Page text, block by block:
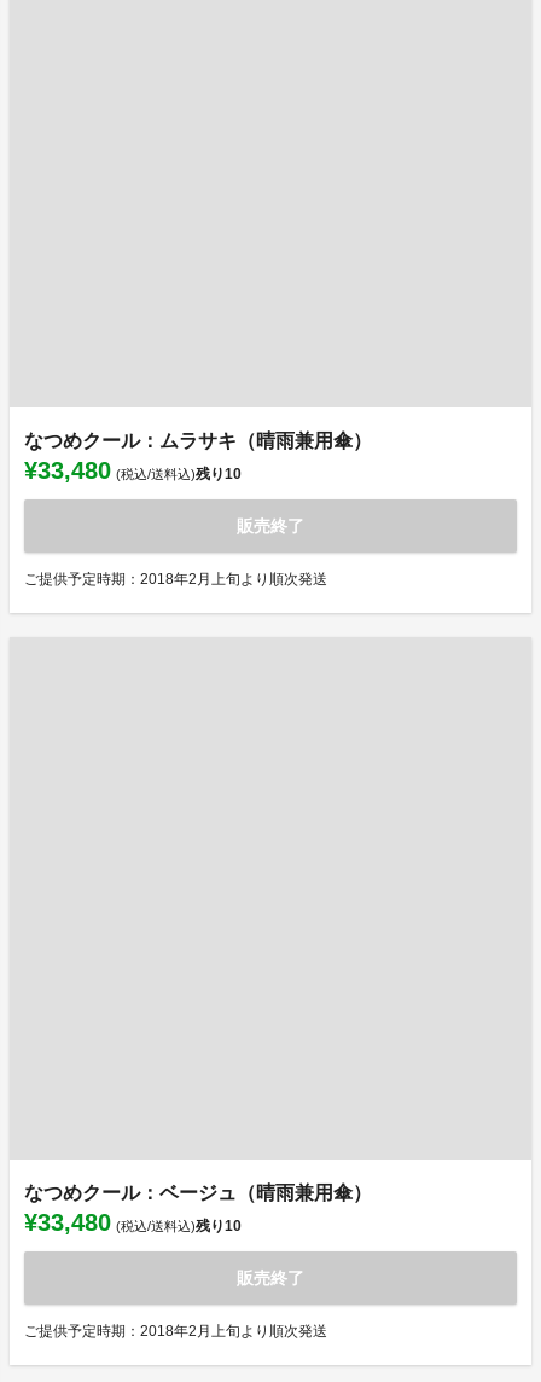
なつめクール：ムラサキ（晴雨兼用傘）
¥33,480 (税込/送料込)残り10
販売終了
ご提供予定時期：2018年2月上旬より順次発送
なつめクール：ベージュ（晴雨兼用傘）
¥33,480 (税込/送料込)残り10
販売終了
ご提供予定時期：2018年2月上旬より順次発送